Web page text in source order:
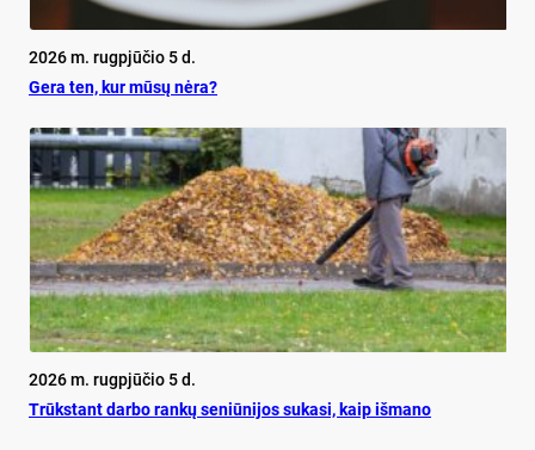
2026 m. rugpjūčio 5 d.
Ge­ra ten, kur mū­sų nė­ra?
2026 m. rugpjūčio 5 d.
Trūks­tant dar­bo ran­kų se­niū­ni­jos su­ka­si, kaip iš­ma­no